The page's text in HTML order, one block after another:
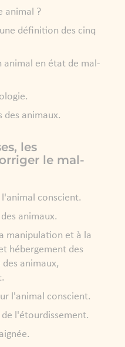
animal ?
définition des cinq
animal en état de mal-
des animaux.
les
le mal-
l'animal conscient.
animaux.
manipulation et à la
hébergement des
animaux,
l'animal conscient.
l'étourdissement.